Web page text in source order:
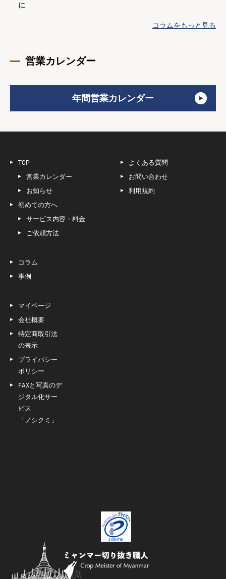
に
コラムをもっと見る
営業カレンダー
年間営業カレンダー
TOP
営業カレンダー
お知らせ
初めての方へ
サービス内容・料金
ご依頼方法
よくある質問
お問い合わせ
利用規約
コラム
事例
マイページ
会社概要
特定商取引法
の表示
プライバシー
ポリシー
FAXと写真のデ
ジタル化サー
ビス
「ノシクミ」